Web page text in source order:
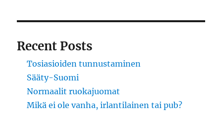
Recent Posts
Tosiasioiden tunnustaminen
Sääty-Suomi
Normaalit ruokajuomat
Mikä ei ole vanha, irlantilainen tai pub?